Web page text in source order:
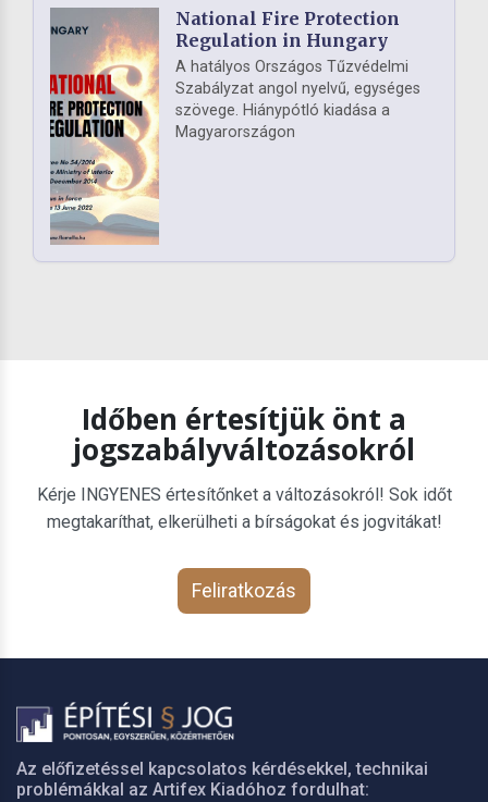
National Fire Protection
Regulation in Hungary
A hatályos Országos Tűzvédelmi
Szabályzat angol nyelvű, egységes
szövege. Hiánypótló kiadása a
Magyarországon
Időben értesítjük önt a
jogszabályváltozásokról
Kérje INGYENES értesítőnket a változásokról! Sok időt
megtakaríthat, elkerülheti a bírságokat és jogvitákat!
Feliratkozás
Az előfizetéssel kapcsolatos kérdésekkel, technikai
problémákkal az Artifex Kiadóhoz fordulhat: